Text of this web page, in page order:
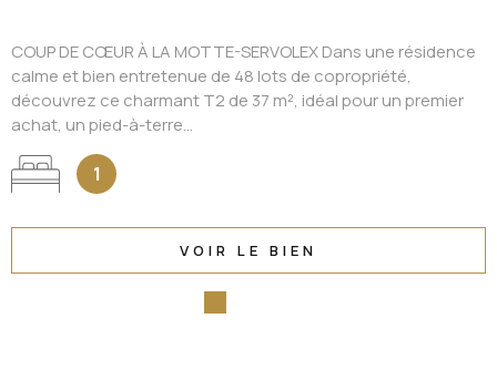
COUP DE CŒUR À LA MOTTE-SERVOLEX Dans une résidence
calme et bien entretenue de 48 lots de copropriété,
découvrez ce charmant T2 de 37 m², idéal pour un premier
achat, un pied-à-terre...
1
VOIR LE BIEN